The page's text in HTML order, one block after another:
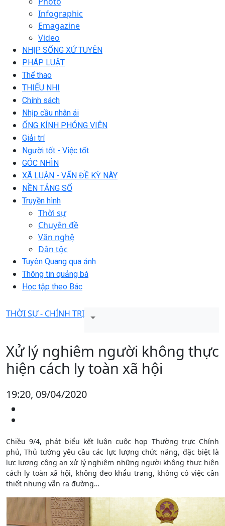
Infographic
Emagazine
Video
NHỊP SỐNG XỨ TUYÊN
PHÁP LUẬT
Thể thao
THIẾU NHI
Chính sách
Nhịp cầu nhân ái
ỐNG KÍNH PHÓNG VIÊN
Giải trí
Người tốt - Việc tốt
GÓC NHÌN
XÃ LUẬN - VẤN ĐỀ KỲ NÀY
NỀN TẢNG SỐ
Truyền hình
Thời sự
Chuyên đề
Văn nghệ
Dân tộc
Tuyên Quang qua ảnh
Thông tin quảng bá
Học tập theo Bác
THỜI SỰ - CHÍNH TRỊ
Xử lý nghiêm người không thực
hiện cách ly toàn xã hội
19:20, 09/04/2020
Chiều 9/4, phát biểu kết luận cuộc họp Thường trực Chính
phủ, Thủ tướng yêu cầu các lực lượng chức năng, đặc biệt là
lực lượng công an xử lý nghiêm những người không thực hiện
cách ly toàn xã hội, không đeo khẩu trang, không có việc cần
thiết nhưng vẫn ra đường…